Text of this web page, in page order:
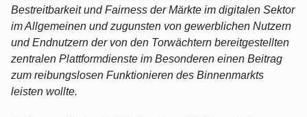
Bestreitbarkeit und Fairness der Märkte im digitalen Sektor
im Allgemeinen und zugunsten von gewerblichen Nutzern
und Endnutzern der von den Torwächtern bereitgestellten
zentralen Plattformdienste im Besonderen einen Beitrag
zum reibungslosen Funktionieren des Binnenmarkts
leisten wollte.